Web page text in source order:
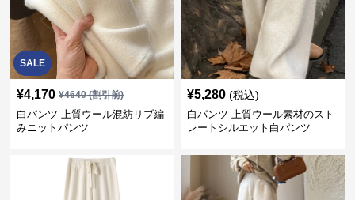
SALE
¥4,170 ¥4640(割引前)
白パンツ 上質ウール混紡リブ編
みニットパンツ
¥5,280 (税込)
白パンツ 上質ウール素材のスト
レートシルエット白パンツ